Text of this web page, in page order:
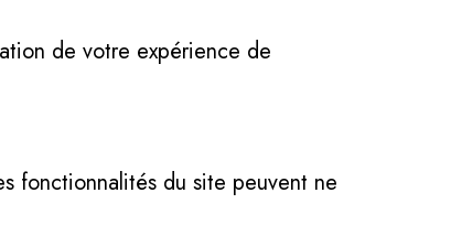
de votre expérience de
fonctionnalités du site peuvent ne